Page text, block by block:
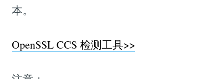
本。
OpenSSL CCS 检测工具>>